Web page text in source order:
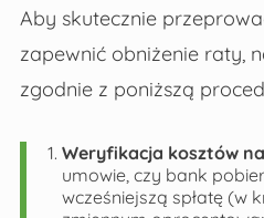
Aby skutecznie
zapewnić obniżenie raty,
zgodnie z poniższą
Weryfikacja kosztów
umowie, czy bank
wcześniejszą spłatę (w